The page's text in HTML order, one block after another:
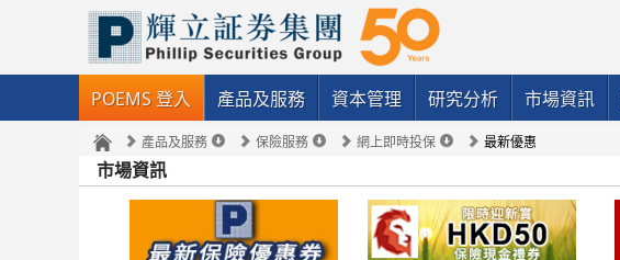
POEMS 登入 產品及服務 資本管理 研究分析 市場資訊
產品及服務 保險服務 網上即時投保 最新優惠
市場資訊